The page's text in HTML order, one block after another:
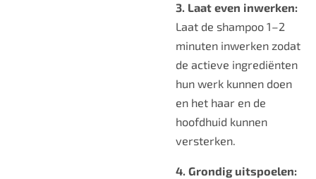
3. Laat even inwerken:
Laat de shampoo 1–2
minuten inwerken zodat
de actieve ingrediënten
hun werk kunnen doen
en het haar en de
hoofdhuid kunnen
versterken.
4. Grondig uitspoelen: